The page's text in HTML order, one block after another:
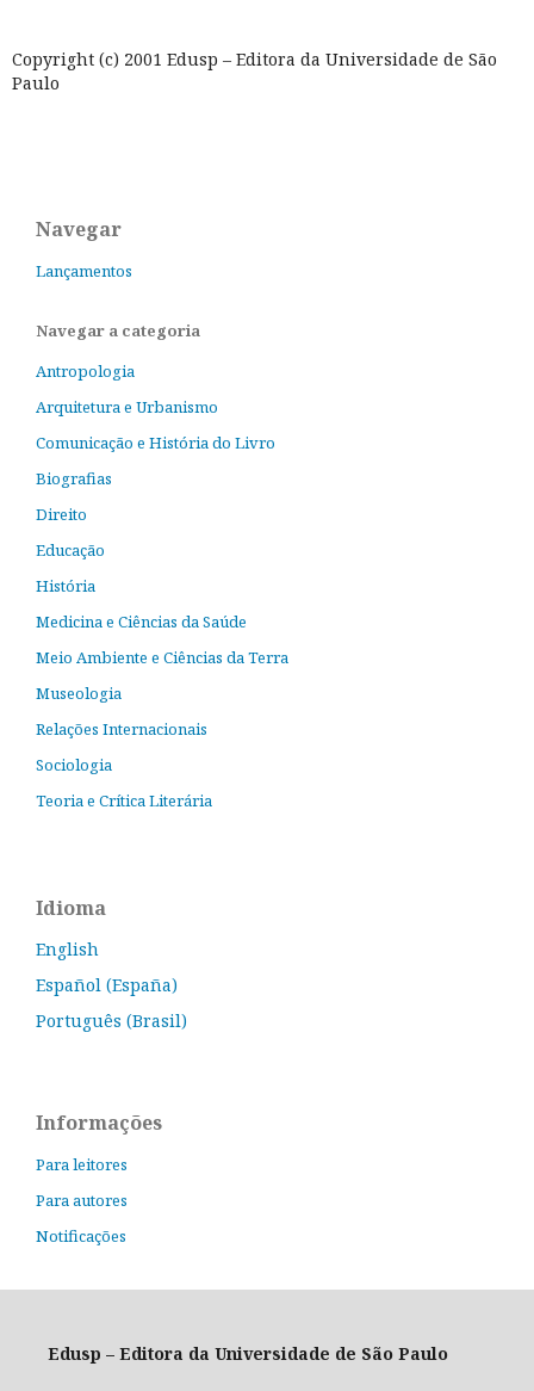
Copyright (c) 2001 Edusp – Editora da Universidade de São
Paulo
Navegar
Lançamentos
Navegar a categoria
Antropologia
Arquitetura e Urbanismo
Comunicação e História do Livro
Biografias
Direito
Educação
História
Medicina e Ciências da Saúde
Meio Ambiente e Ciências da Terra
Museologia
Relações Internacionais
Sociologia
Teoria e Crítica Literária
Idioma
English
Español (España)
Português (Brasil)
Informações
Para leitores
Para autores
Notificações
Edusp – Editora da Universidade de São Paulo